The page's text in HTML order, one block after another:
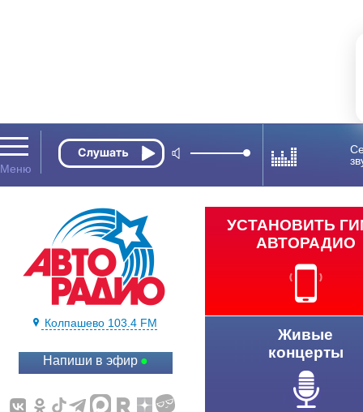
Колпашево 103.4 FM
Напиши в эфир
УСТАНОВИТЬ
АВТОРАДИО
Живые
концерты